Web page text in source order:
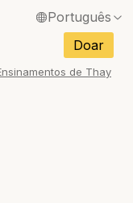
Português
/ Francês
Doar
de Thay